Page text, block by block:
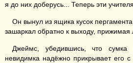
я до них доберусь... Теперь эти
Он вынул из ящика кусок
зашаркал обратно к выходу, прижимая
Джеймс, убедившись, что
невидимка надёжно прикрывает его